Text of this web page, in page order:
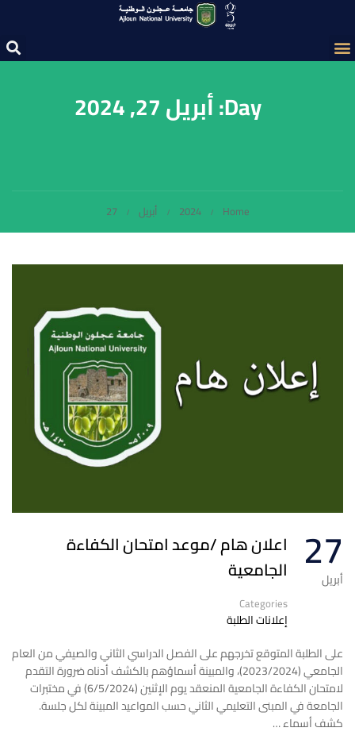
Day: أبريل 27, 2024
Home
2024 أبريل 27
27
أبريل
اعلان هام /موعد امتحان الكفاءة
الجامعية
Categories
إعلانات الطلبة
على الطلبة المتوقع تخرجهم على الفصل الدراسي الثاني والصيفي من العام
الجامعي (2023/2024)، والمبينة أسماؤهم بالكشف أدناه ضرورة التقدم
لامتحان الكفاءة الجامعية المنعقد يوم الإثنين (6/5/2024) في مختبرات
الجامعة في المبنى التعليمي الثاني حسب المواعيد المبينة لكل جلسة.
كشف أسماء …